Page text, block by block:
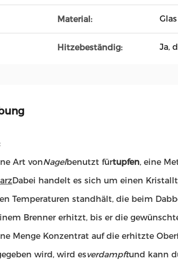
Material: Glas
Hitzebeständig: Ja,
Art vonNagelbenutzt fürtupfen, eine
Dabei handelt es sich um einen
Temperaturen standhält, die beim
Brenner erhitzt, bis er die
Menge Konzentrat auf die erhitzte
wird, wird esverdampftund kann